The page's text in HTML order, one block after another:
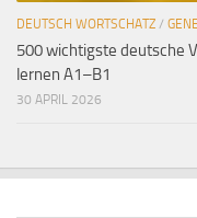
DEUTSCH WORTSCHATZ /
500 wichtigste deutsche
lernen A1–B1
30 APRIL 2026